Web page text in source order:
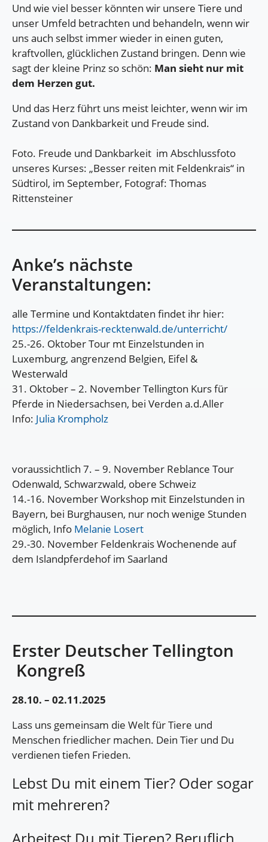
Und wie viel besser könnten wir unsere Tiere und
unser Umfeld betrachten und behandeln, wenn wir
uns auch selbst immer wieder in einen guten,
kraftvollen, glücklichen Zustand bringen. Denn wie
sagt der kleine Prinz so schön: Man sieht nur mit
dem Herzen gut.
Und das Herz führt uns meist leichter, wenn wir im
Zustand von Dankbarkeit und Freude sind.
Foto. Freude und Dankbarkeit im Abschlussfoto
unseres Kurses: „Besser reiten mit Feldenkrais“ in
Südtirol, im September, Fotograf: Thomas
Rittensteiner
Anke’s nächste
Veranstaltungen:
alle Termine und Kontaktdaten findet ihr hier:
https://feldenkrais-recktenwald.de/unterricht/
25.-26. Oktober Tour mt Einzelstunden in
Luxemburg, angrenzend Belgien, Eifel &
Westerwald
31. Oktober – 2. November Tellington Kurs für
Pferde in Niedersachsen, bei Verden a.d.Aller
Info: Julia Krompholz
voraussichtlich 7. – 9. November Reblance Tour
Odenwald, Schwarzwald, obere Schweiz
14.-16. November Workshop mit Einzelstunden in
Bayern, bei Burghausen, nur noch wenige Stunden
möglich, Info Melanie Losert
29.-30. November Feldenkrais Wochenende auf
dem Islandpferdehof im Saarland
Erster Deutscher Tellington
Kongreß
28.10. – 02.11.2025
Lass uns gemeinsam die Welt für Tiere und
Menschen friedlicher machen. Dein Tier und Du
verdienen tiefen Frieden.
Lebst Du mit einem Tier? Oder sogar
mit mehreren?
Arbeitest Du mit Tieren? Beruflich,